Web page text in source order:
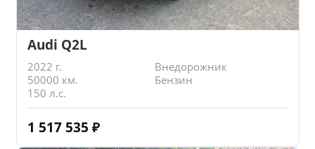
Audi Q2L
2022 г.
Внедорожник
50000 км.
Бензин
150 л.с.
1 517 535 ₽